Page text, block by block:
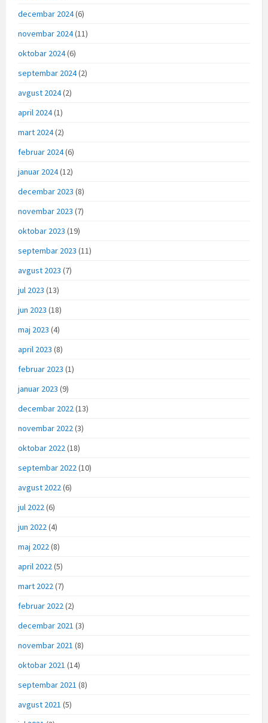
decembar 2024(6)
novembar 2024(11)
oktobar 2024(6)
septembar 2024(2)
avgust 2024(2)
april 2024(1)
mart 2024(2)
februar 2024(6)
januar 2024(12)
decembar 2023 (8)
novembar 2023 (7)
oktobar 2023 (19)
septembar 2023 (11)
avgust 2023 (7)
jul 2023 (13)
jun 2023 (18)
maj 2023 (4)
april 2023 (8)
februar 2023 (1)
januar 2023 (9)
decembar 2022(13)
novembar 2022(3)
oktobar 2022(18)
septembar 2022(10)
avgust 2022(6)
jul 2022(6)
jun 2022(4)
maj 2022(8)
april 2022(5)
mart 2022(7)
februar 2022(2)
decembar 2021 (3)
novembar 2021 (8)
oktobar 2021 (14)
septembar 2021 (8)
avgust 2021 (5)